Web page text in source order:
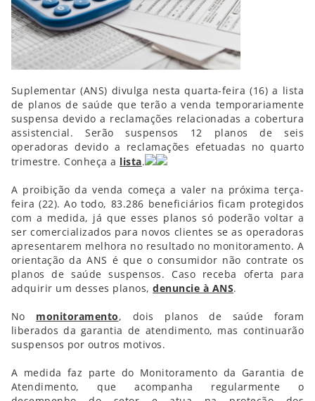
Suplementar (ANS) divulga nesta quarta-feira (16) a lista
de planos de saúde que terão a venda temporariamente
suspensa devido a reclamações relacionadas a cobertura
assistencial. Serão suspensos 12 planos de seis
operadoras devido a reclamações efetuadas no quarto
trimestre. Conheça a lista.
A proibição da venda começa a valer na próxima terça-
feira (22). Ao todo, 83.286 beneficiários ficam protegidos
com a medida, já que esses planos só poderão voltar a
ser comercializados para novos clientes se as operadoras
apresentarem melhora no resultado no monitoramento. A
orientação da ANS é que o consumidor não contrate os
planos de saúde suspensos. Caso receba oferta para
adquirir um desses planos,denuncie à ANS.
No monitoramento, dois planos de saúde foram
liberados da garantia de atendimento, mas continuarão
suspensos por outros motivos.
A medida faz parte do Monitoramento da Garantia de
Atendimento, que acompanha regularmente o